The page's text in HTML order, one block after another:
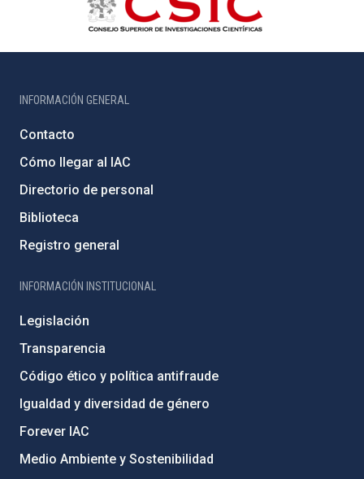
INFORMACIÓN GENERAL
Contacto
Cómo llegar al IAC
Directorio de personal
Biblioteca
Registro general
INFORMACIÓN INSTITUCIONAL
Legislación
Transparencia
Código ético y política antifraude
Igualdad y diversidad de género
Forever IAC
Medio Ambiente y Sostenibilidad